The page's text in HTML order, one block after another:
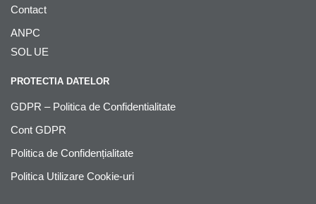
Contact
ANPC
SOL UE
PROTECTIA DATELOR
GDPR – Politica de Confidentialitate
Cont GDPR
Politica de Confidențialitate
Politica Utilizare Cookie-uri